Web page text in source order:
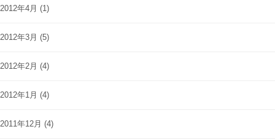
2012年4月 (1)
2012年3月 (5)
2012年2月 (4)
2012年1月 (4)
2011年12月 (4)